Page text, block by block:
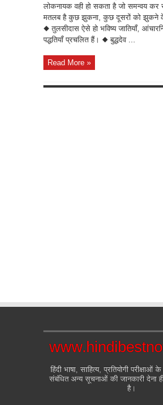
लोकनायक वही हो सकता है जो समन्वय
मतलब है कुछ झुकना, कुछ दूसरों को झुकने के
◆ तुलसीदास ऐसे हो भविष्य जातियाँ,
पद्धतियाँ प्रचलित हैं। ◆ बुद्धदेव ...
Read More »
हिंदी भाषा, साहित्य, प्रतियोगी
संबंधित अन्य सूचनाओं की जानकारी देना ही
है।